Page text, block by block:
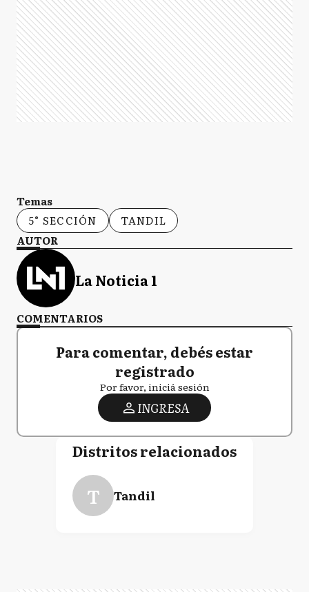
Temas
5° SECCIÓN
TANDIL
AUTOR
La Noticia 1
COMENTARIOS
Para comentar, debés estar
registrado
Por favor, iniciá sesión
INGRESA
Distritos relacionados
T Tandil